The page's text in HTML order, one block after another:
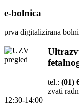
e-bolnica
prva digitalizirana
tel.: (01)
zvati
12:30-14:00